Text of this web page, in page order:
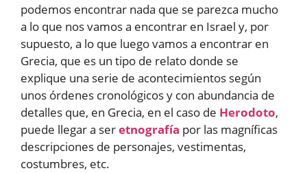
podemos encontrar nada que se parezca mucho
a lo que nos vamos a encontrar en Israel y, por
supuesto, a lo que luego vamos a encontrar en
Grecia, que es un tipo de relato donde se
explique una serie de acontecimientos según
unos órdenes cronológicos y con abundancia de
detalles que, en Grecia, en el caso de Herodoto,
puede llegar a seretnografía por las magníficas
descripciones de personajes, vestimentas,
costumbres, etc.